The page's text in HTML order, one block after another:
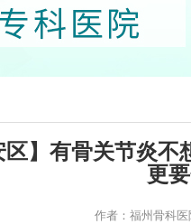
区】有骨关节炎
更
作者：福州骨科